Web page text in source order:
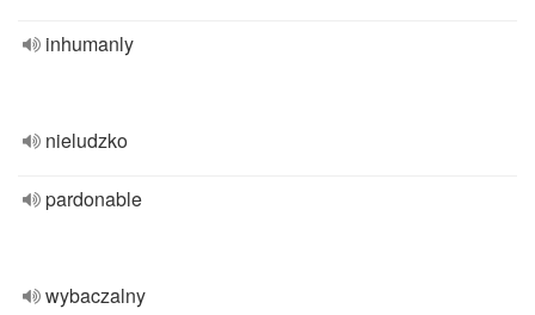
inhumanly
nieludzko
pardonable
wybaczalny